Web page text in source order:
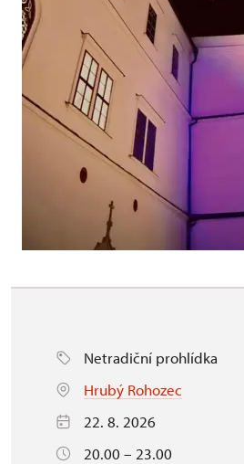
Netradiční prohlídka
Hrubý Rohozec
22. 8. 2026
20.00 – 23.00